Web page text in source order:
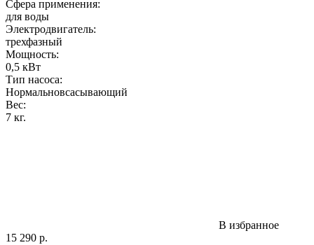
Сфера применения:
для воды
Электродвигатель:
трехфазный
Мощность:
0,5 кВт
Тип насоса:
Нормальновсасывающий
Вес:
7 кг.
В избранное
15 290 р.